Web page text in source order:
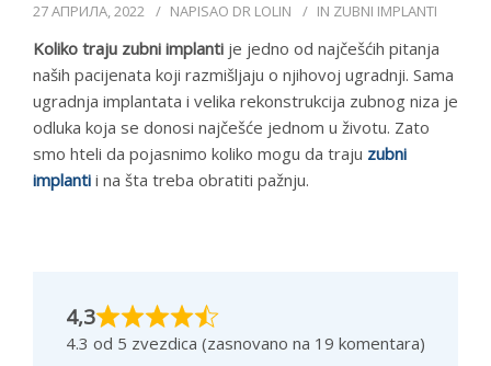
27 АПРИЛА, 2022 NAPISAO DR LOLIN IN ZUBNI IMPLANTI
Koliko traju zubni implanti je jedno od najčešćih pitanja
naših pacijenata koji razmišljaju o njihovoj ugradnji. Sama
ugradnja implantata i velika rekonstrukcija zubnog niza je
odluka koja se donosi najčešće jednom u životu. Zato
smo hteli da pojasnimo koliko mogu da traju zubni
implanti i na šta treba obratiti pažnju.
4,3
4.3 od 5 zvezdica (zasnovano na 19 komentara)